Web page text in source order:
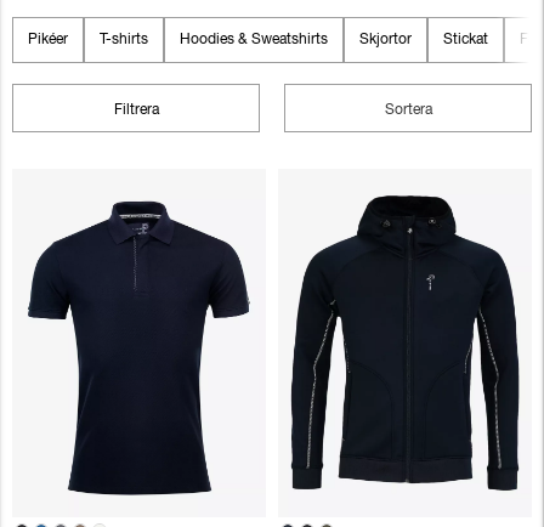
Pikéer T-shirts Hoodies & Sweatshirts Skjortor Stickat
Filtrera Sortera